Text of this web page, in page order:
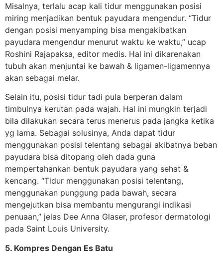
Misalnya, terlalu acap kali tidur menggunakan posisi
miring menjadikan bentuk payudara mengendur. “Tidur
dengan posisi menyamping bisa mengakibatkan
payudara mengendur menurut waktu ke waktu,” ucap
Roshini Rajapaksa, editor medis. Hal ini dikarenakan
tubuh akan menjuntai ke bawah & ligamen-ligamennya
akan sebagai melar.
Selain itu, posisi tidur tadi pula berperan dalam
timbulnya kerutan pada wajah. Hal ini mungkin terjadi
bila dilakukan secara terus menerus pada jangka ketika
yg lama. Sebagai solusinya, Anda dapat tidur
menggunakan posisi telentang sebagai akibatnya beban
payudara bisa ditopang oleh dada guna
mempertahankan bentuk payudara yang sehat &
kencang. “Tidur menggunakan posisi telentang,
menggunakan punggung pada bawah, secara
mengejutkan bisa membantu mengurangi indikasi
penuaan,” jelas Dee Anna Glaser, profesor dermatologi
pada Saint Louis University.
5. Kompres Dengan Es Batu